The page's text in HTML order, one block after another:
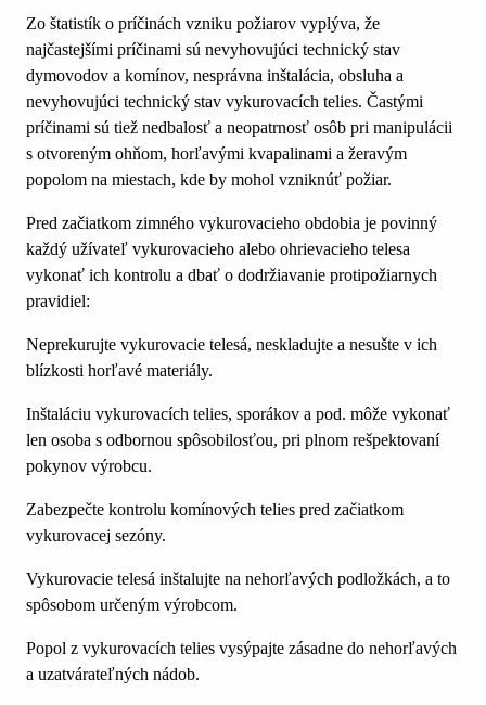
Zo štatistík o príčinách vzniku požiarov vyplýva, že
najčastejšími príčinami sú nevyhovujúci technický stav
dymovodov a komínov, nesprávna inštalácia, obsluha a
nevyhovujúci technický stav vykurovacích telies. Častými
príčinami sú tiež nedbalosť a neopatrnosť osôb pri manipulácii
s otvoreným ohňom, horľavými kvapalinami a žeravým
popolom na miestach, kde by mohol vzniknúť požiar.
Pred začiatkom zimného vykurovacieho obdobia je povinný
každý užívateľ vykurovacieho alebo ohrievacieho telesa
vykonať ich kontrolu a dbať o dodržiavanie protipožiarnych
pravidiel:
Neprekurujte vykurovacie telesá, neskladujte a nesušte v ich
blízkosti horľavé materiály.
Inštaláciu vykurovacích telies, sporákov a pod. môže vykonať
len osoba s odbornou spôsobilosťou, pri plnom rešpektovaní
pokynov výrobcu.
Zabezpečte kontrolu komínových telies pred začiatkom
vykurovacej sezóny.
Vykurovacie telesá inštalujte na nehorľavých podložkách, a to
spôsobom určeným výrobcom.
Popol z vykurovacích telies vysýpajte zásadne do nehorľavých
a uzatvárateľných nádob.